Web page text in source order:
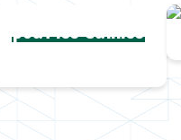
pour les Cannes